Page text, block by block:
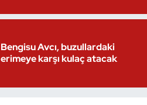
Bengisu Avcı, buzullardaki
erimeye karşı kulaç atacak